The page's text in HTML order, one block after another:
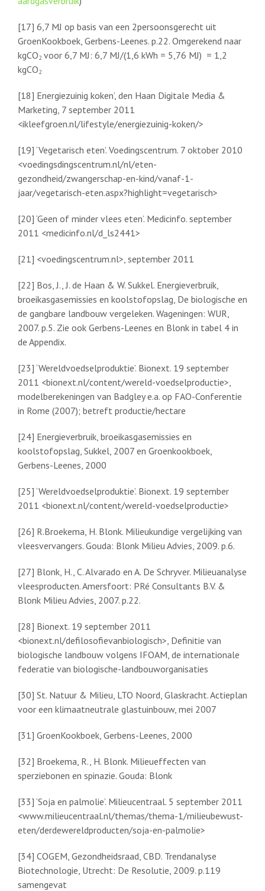
[17] 6,7 MJ op basis van een 2persoonsgerecht uit
GroenKookboek, Gerbens-Leenes. p.22. Omgerekend naar
kgCO2 voor 6,7 MJ: 6,7 MJ/(1,6 kWh = 5,76 MJ) = 1,2
kgCO2
[18] Energiezuinig koken’, den Haan Digitale Media &
Marketing, 7 september 2011
<ikleefgroen.nl/lifestyle/energiezuinig-koken/>
[19] ‘Vegetarisch eten’. Voedingscentrum. 7 oktober 2010
<voedingsdingscentrum.nl/nl/eten-
gezondheid/zwangerschap-en-kind/vanaf-1-
jaar/vegetarisch-eten.aspx?highlight=vegetarisch>
[20] ‘Geen of minder vlees eten’. Medicinfo. september
2011 <medicinfo.nl/d_ls2441>
[21] <voedingscentrum.nl>, september 2011
[22] Bos, J., J. de Haan & W. Sukkel. Energieverbruik,
broeikasgasemissies en koolstofopslag, De biologische en
de gangbare landbouw vergeleken. Wageningen: WUR,
2007. p.5. Zie ook Gerbens-Leenes en Blonk in tabel 4 in
de Appendix.
[23] ‘Wereldvoedselproduktie’. Bionext. 19 september
2011 <bionext.nl/content/wereld-voedselproductie>,
modelberekeningen van Badgley e.a. op FAO-Conferentie
in Rome (2007); betreft productie/hectare
[24] Energieverbruik, broeikasgasemissies en
koolstofopslag, Sukkel, 2007 en Groenkookboek,
Gerbens-Leenes, 2000
[25] ‘Wereldvoedselproduktie’. Bionext. 19 september
2011 <bionext.nl/content/wereld-voedselproductie>
[26] R.Broekema, H. Blonk. Milieukundige vergelijking van
vleesvervangers. Gouda: Blonk Milieu Advies, 2009. p.6.
[27] Blonk, H., C. Alvarado en A. De Schryver. Milieuanalyse
vleesproducten. Amersfoort: PRé Consultants B.V. &
Blonk Milieu Advies, 2007. p.22.
[28] Bionext. 19 september 2011
<bionext.nl/defilosofievanbiologisch>, Definitie van
biologische landbouw volgens IFOAM, de internationale
federatie van biologische-landbouworganisaties
[30] St. Natuur & Milieu, LTO Noord, Glaskracht. Actieplan
voor een klimaatneutrale glastuinbouw, mei 2007
[31] GroenKookboek, Gerbens-Leenes, 2000
[32] Broekema, R., H. Blonk. Milieueffecten van
sperziebonen en spinazie. Gouda: Blonk
[33] ‘Soja en palmolie’. Milieucentraal. 5 september 2011
<www.milieucentraal.nl/themas/thema-1/milieubewust-
eten/derdewereldproducten/soja-en-palmolie>
[34] COGEM, Gezondheidsraad, CBD. Trendanalyse
Biotechnologie, Utrecht: De Resolutie, 2009. p.119
samengevat